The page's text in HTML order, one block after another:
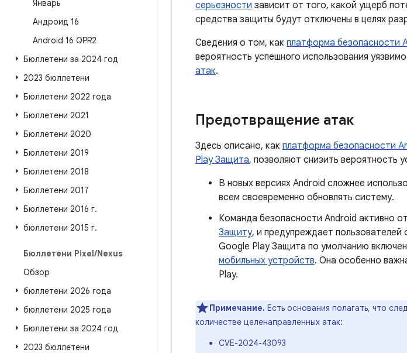
Январь
Андроид 16
Android 16 QPR2
Бюллетени за 2024 год
2023 бюллетени
Бюллетени 2022 года
Бюллетени 2021
Бюллетени 2020
Бюллетени 2019
Бюллетени 2018
Бюллетени 2017
Бюллетени 2016 г.
бюллетени 2015 г.
Бюллетени Pixel/Nexus
Обзор
бюллетени 2026 года
бюллетени 2025 года
Бюллетени за 2024 год
2023 бюллетени
серьезности зависит от того, какой ущерб
средства защиты будут отключены в целях
Сведения о том, как платформа безопасности
вероятность успешного использования
атак.
Предотвращение атак
Здесь описано, как платформа безопасности
Play Защита, позволяют снизить вероятность
В новых версиях Android сложнее
всем своевременно обновлять систему.
Команда безопасности Android активно
Защиту, и предупреждает пользователей
Google Play Защита по умолчанию
мобильных устройств. Она особенно
Play.
Примечание. Есть основания полагать, что
количестве целенаправленных атак:
CVE-2024-43093